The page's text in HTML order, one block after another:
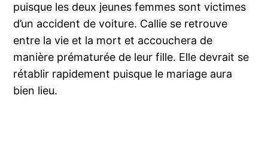
puisque les deux jeunes femmes sont victimes
d’un accident de voiture. Callie se retrouve
entre la vie et la mort et accouchera de
manière prématurée de leur fille. Elle devrait se
rétablir rapidement puisque le mariage aura
bien lieu.